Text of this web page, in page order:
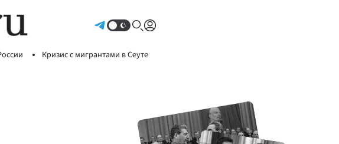
Кризис с мигрантами в Сеуте